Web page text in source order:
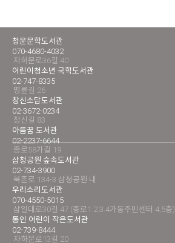
청운문학도서관
070-4680-4032
자하문로36길 40
어린이청소년 국학도서관
02-747-8335
명륜길 26
창신소담도서관
02-3672-0234
창신길 83
아름꿈 도서관
02-2237-6644
종로58가길 19
삼청공원 숲속도서관
02-734-3900
북촌로 134-3 삼청공원 내
우리소리도서관
070-4550-5015
삼일대로30길 47 (종로1.2.3.4가동주민센터 4,5층)
통인 어린이 작은도서관
02-739-8444
자하문로13길 20